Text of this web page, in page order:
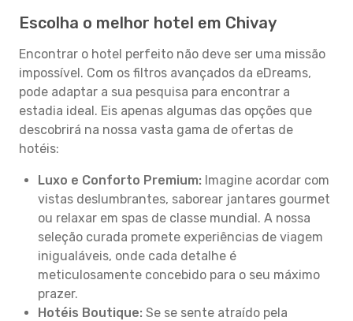
Escolha o melhor hotel em Chivay
Encontrar o hotel perfeito não deve ser uma missão
impossível. Com os filtros avançados da eDreams,
pode adaptar a sua pesquisa para encontrar a
estadia ideal. Eis apenas algumas das opções que
descobrirá na nossa vasta gama de ofertas de
hotéis:
Luxo e Conforto Premium: Imagine acordar com
vistas deslumbrantes, saborear jantares gourmet
ou relaxar em spas de classe mundial. A nossa
seleção curada promete experiências de viagem
inigualáveis, onde cada detalhe é
meticulosamente concebido para o seu máximo
prazer.
Hotéis Boutique: Se se sente atraído pela